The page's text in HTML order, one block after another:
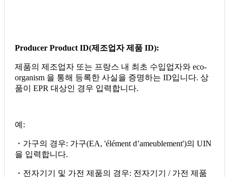
Producer Product ID(제조업자 제품 ID):
제품의 제조업자 또는 프랑스 내 최초 수입업자와 eco-
organism 을 통해 등록한 사실을 증명하는 ID입니다. 상
품이 EPR 대상인 경우 입력합니다.
예:
・가구의 경우: 가구(EA, 'élément d’ameublement')의 UIN
을 입력합니다.
・전자기기 및 가전 제품의 경우: 전자기기 / 가전 제품